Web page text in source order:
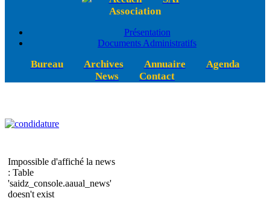
Association
Présentation
Documents Administratifs
Bureau Archives Annuaire
Agenda
News
Contact
Impossible d'affiché la news
: Table
'saidz_console.aaual_news'
doesn't exist